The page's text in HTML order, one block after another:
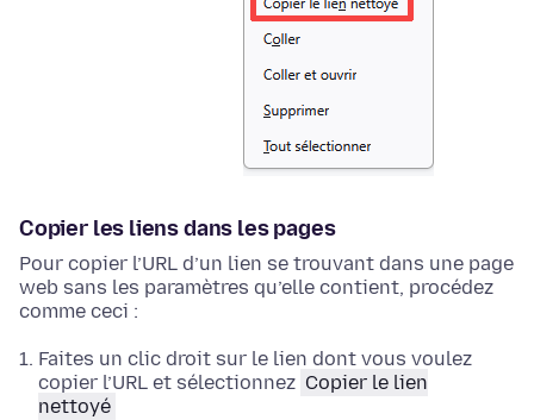
Copier les liens dans les pages
Pour copier l’URL d’un lien se trouvant dans une page
web sans les paramètres qu’elle contient, procédez
comme ceci :
Faites un clic droit sur le lien dont vous voulez
copier l’URL et sélectionnez Copier le lien
nettoyé